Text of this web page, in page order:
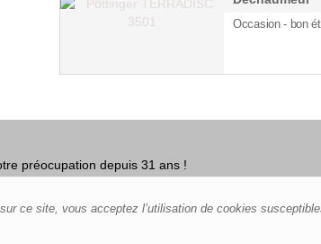
ce site, vous acceptez l’utilisation de cookies
Occasion - bon
préocupation depuis 31 ans !